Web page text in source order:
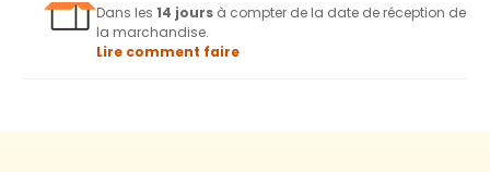
Dans les 14 jours à compter de la date de réception de
la marchandise.
Lire comment faire